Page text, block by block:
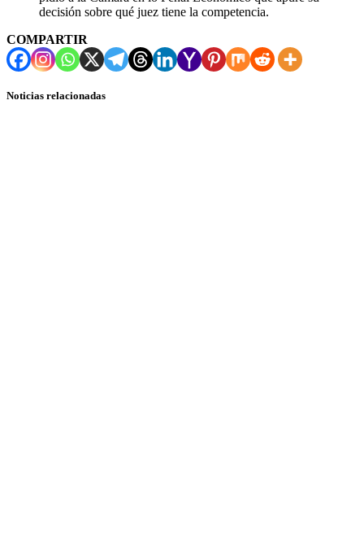
decisión sobre qué juez tiene la competencia.
COMPARTIR
Noticias relacionadas